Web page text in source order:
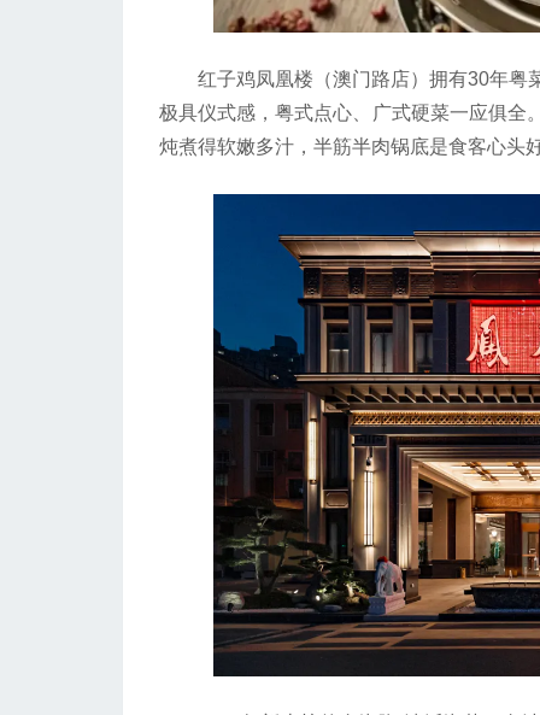
红子鸡凤凰楼（澳门路店）拥有30年粤
极具仪式感，粤式点心、广式硬菜一应俱全
炖煮得软嫩多汁，半筋半肉锅底是食客心头